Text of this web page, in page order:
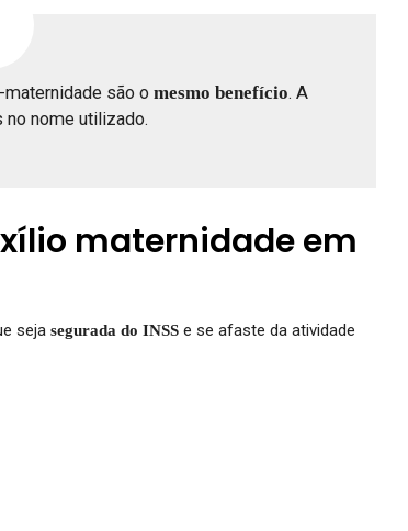
são o mesmo benefício. A
nome utilizado.
maternidade em
seja segurada do INSS e se afaste da atividade